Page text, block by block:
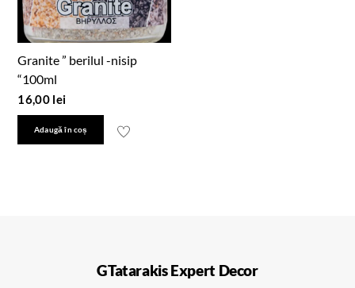
Granite ” berilul -nisip
“100ml
16,00 lei
Adaugă în coș
GTatarakis Expert Decor